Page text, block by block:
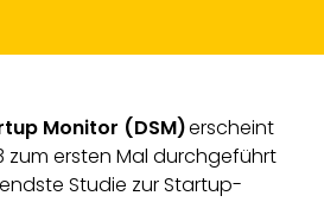
Monitor (DSM)erscheint
zum ersten Mal durchgeführt
Studie zur Startup-